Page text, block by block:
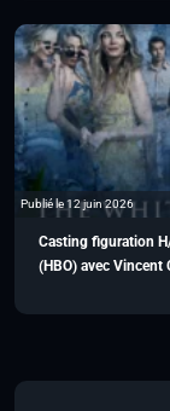
Publié le 12 juin 2026
Casting figuration
(HBO) avec Vincent